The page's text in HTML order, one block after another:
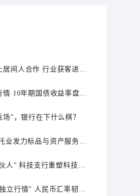
居间人合作 行业获客进入
盘中
”，银行在下什么棋？
业发力标品与资产服务信
人” 科技支行重塑科技金
立行情” 人民币汇率韧性